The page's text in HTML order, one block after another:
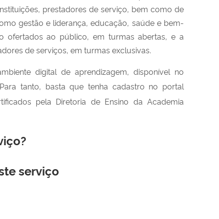
prestadores de serviço, bem como de
gestão e liderança, educação, saúde e bem-
ofertados ao público, em turmas abertas, e a
de serviços, em turmas exclusivas.
digital de aprendizagem, disponível no
tanto, basta que tenha cadastro no portal
pela Diretoria de Ensino da Academia
serviço